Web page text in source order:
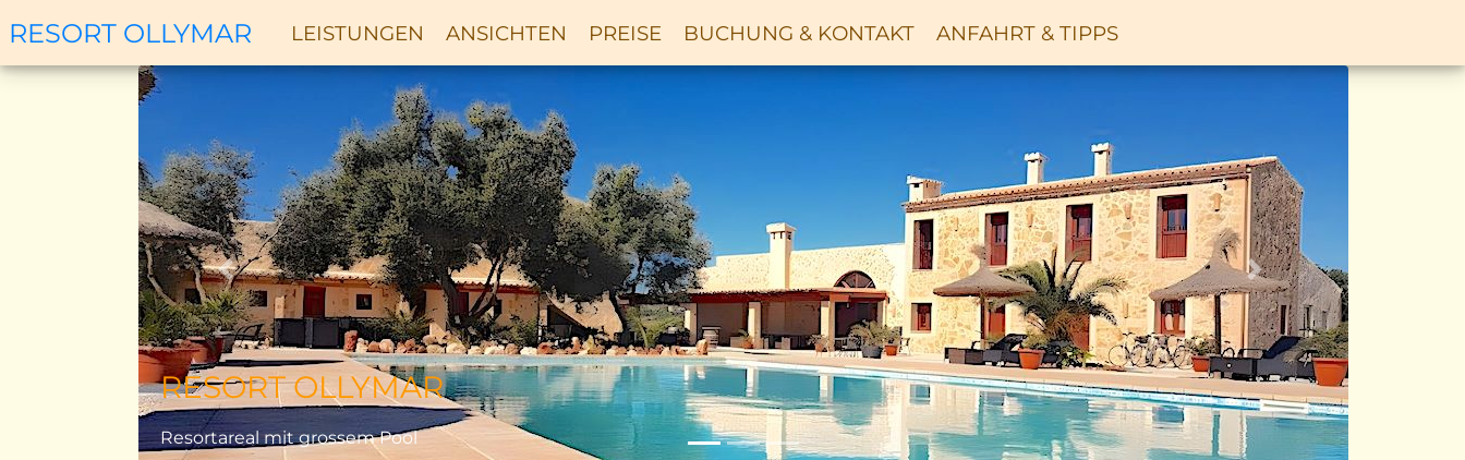
RESORT OLLYMAR LEISTUNGEN ANSICHTEN PREISE BUCHUNG & KONTAKT ANFAHRT & TIPPS
RESORT OLLYMAR
Resortareal mit grossem Pool
Zurück Vor